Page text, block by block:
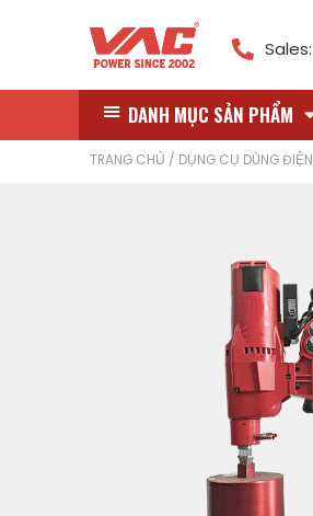
Sales:
DANH MỤC SẢN PHẨM
TRANG CHỦ / DỤNG CỤ DÙNG ĐIỆN